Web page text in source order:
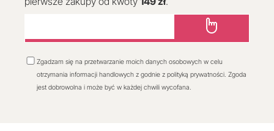
Zgadzam się na przetwarzanie moich danych osobowych w celu
otrzymania informacji handlowych z godnie z polityką prywatności. Zgoda
jest dobrowolna i może być w każdej chwili wycofana.